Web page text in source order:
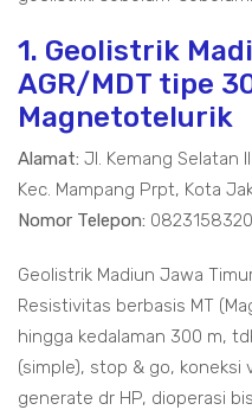
1. Geolistrik
AGR/MDT tipe
Magnetotelurik
Alamat: Jl. Kemang Selatan
Kec. Mampang Prpt, Kota
Nomor Telepon:
Geolistrik Madiun Jawa
Resistivitas berbasis MT
hingga kedalaman 300 m,
(simple), stop & go, koneksi
generate dr HP, dioperasi